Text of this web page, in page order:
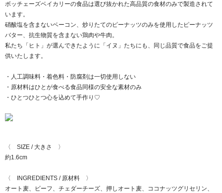
ボッチェーズベイカリーの食品は選び抜かれた高品質の食材のみで製造されて
います。
硝酸塩を含まないベーコン、炒りたてのピーナッツのみを使用したピーナッツ
バター、抗生物質を含まない鶏肉や牛肉。
私たち「ヒト」が選んできたように「イヌ」たちにも、同じ品質で食品をご提
供いたします。
・人工調味料・着色料・防腐剤は一切使用しない
・原材料はひとが食べる食品同様の安全な素材のみ
・ひとつひとつ心を込めて手作り♡
〈 SIZE / 大きさ 〉
約1.6cm
〈 INGREDIENTS / 原材料 〉
オート麦、ビーフ、チェダーチーズ、押しオート麦、ココナッツグリセリン、